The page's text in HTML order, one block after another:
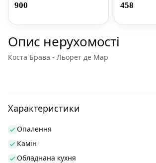
900 458
Опис нерухомості
Коста Брава - Льорет де Мар
Характеристики
Опалення
Камін
Обладнана кухня